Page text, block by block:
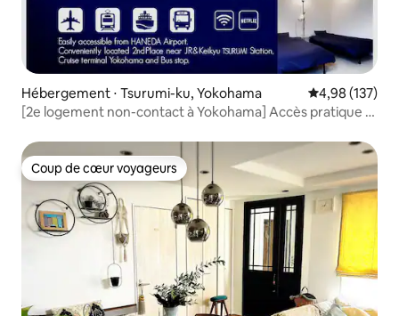
Hébergement ⋅ Tsurumi-ku, Yokohama Évaluation
4,98 (137)
[2e logement non-contact à Yokohama] Accès pratique à
Haneda / Chinois possible
Coup de cœur voyageurs
Coup de cœur voyageurs